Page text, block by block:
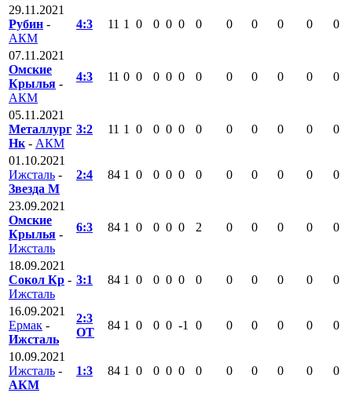
29.11.2021
Рубин -
АКМ
4:3 11 1 0 0 0 0 0 0 0 0 0 0
07.11.2021
Омские
Крылья -
АКМ
4:3 11 0 0 0 0 0 0 0 0 0 0 0
05.11.2021
Металлург
Нк - АКМ
3:2 11 1 0 0 0 0 0 0 0 0 0 0
01.10.2021
Ижсталь -
Звезда М
2:4 84 1 0 0 0 0 0 0 0 0 0 0
23.09.2021
Омские
Крылья -
Ижсталь
6:3 84 1 0 0 0 0 2 0 0 0 0 0
18.09.2021
Сокол Кр -
Ижсталь
3:1 84 1 0 0 0 0 0 0 0 0 0 0
16.09.2021
Ермак -
Ижсталь
2:3
ОТ
84 1 0 0 0 -1 0 0 0 0 0 0
10.09.2021
Ижсталь -
АКМ
1:3 84 1 0 0 0 0 0 0 0 0 0 0